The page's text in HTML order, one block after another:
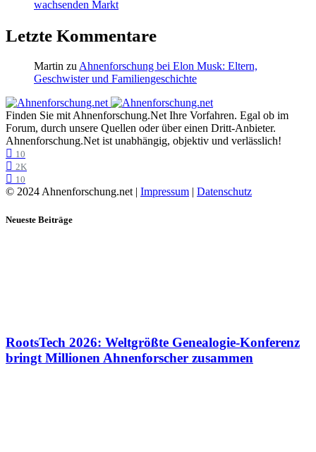
wachsenden Markt
Letzte Kommentare
Martin zuAhnenforschung bei Elon Musk: Eltern,
Geschwister und Familiengeschichte
Finden Sie mit Ahnenforschung.Net Ihre Vorfahren. Egal ob im
Forum, durch unsere Quellen oder über einen Dritt-Anbieter.
Ahnenforschung.Net ist unabhängig, objektiv und verlässlich!
10
2K
10
© 2024 Ahnenforschung.net | Impressum Datenschutz
Neueste Beiträge
RootsTech 2026: Weltgrößte Genealogie-Konferenz
bringt Millionen Ahnenforscher zusammen